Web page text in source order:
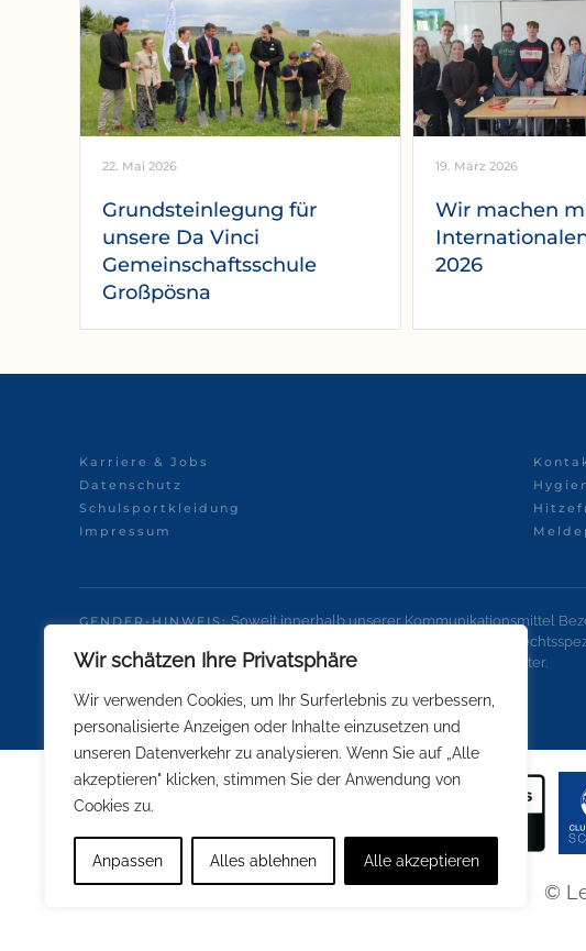
Wir schätzen Ihre Privatsphäre
Wir verwenden Cookies, um Ihr Surferlebnis zu verbessern,
personalisierte Anzeigen oder Inhalte einzusetzen und
unseren Datenverkehr zu analysieren. Wenn Sie auf „Alle
akzeptieren" klicken, stimmen Sie der Anwendung von
Cookies zu.
Anpassen Alles ablehnen Alle akzeptieren
22. Mai 2026
Grundsteinlegung für
unsere Da Vinci
Gemeinschaftsschule
Großpösna
19. März 2026
Wir machen
2026
Karriere & Jobs
Datenschutz
Schulsportkleidung
Impressum
GENDER-HINWEIS:Soweit innerhalb unserer Kommunikationsmittel
Interesse einer besseren und leichteren Lesbarkeit nicht in
Personenbezeichnungen gelten gleichermaßen für alle Geschlechter.
©